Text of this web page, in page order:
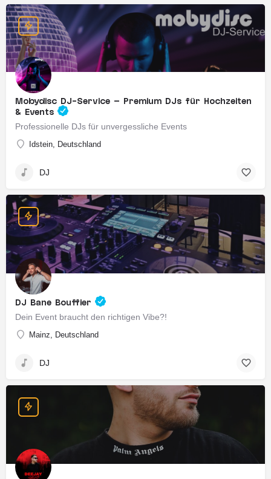
Mobydisc DJ-Service – Premium DJs für Hochzeiten
& Events
Professionelle DJs für unvergessliche Events
Idstein, Deutschland
DJ
DJ Bane Bouffier
Dein Event braucht den richtigen Vibe?!
Mainz, Deutschland
DJ